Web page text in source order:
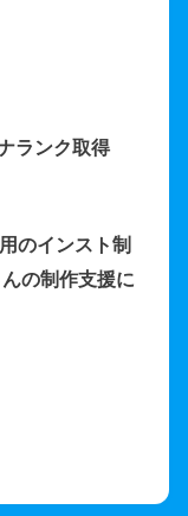
ランク取得
のインスト制
の制作支援に